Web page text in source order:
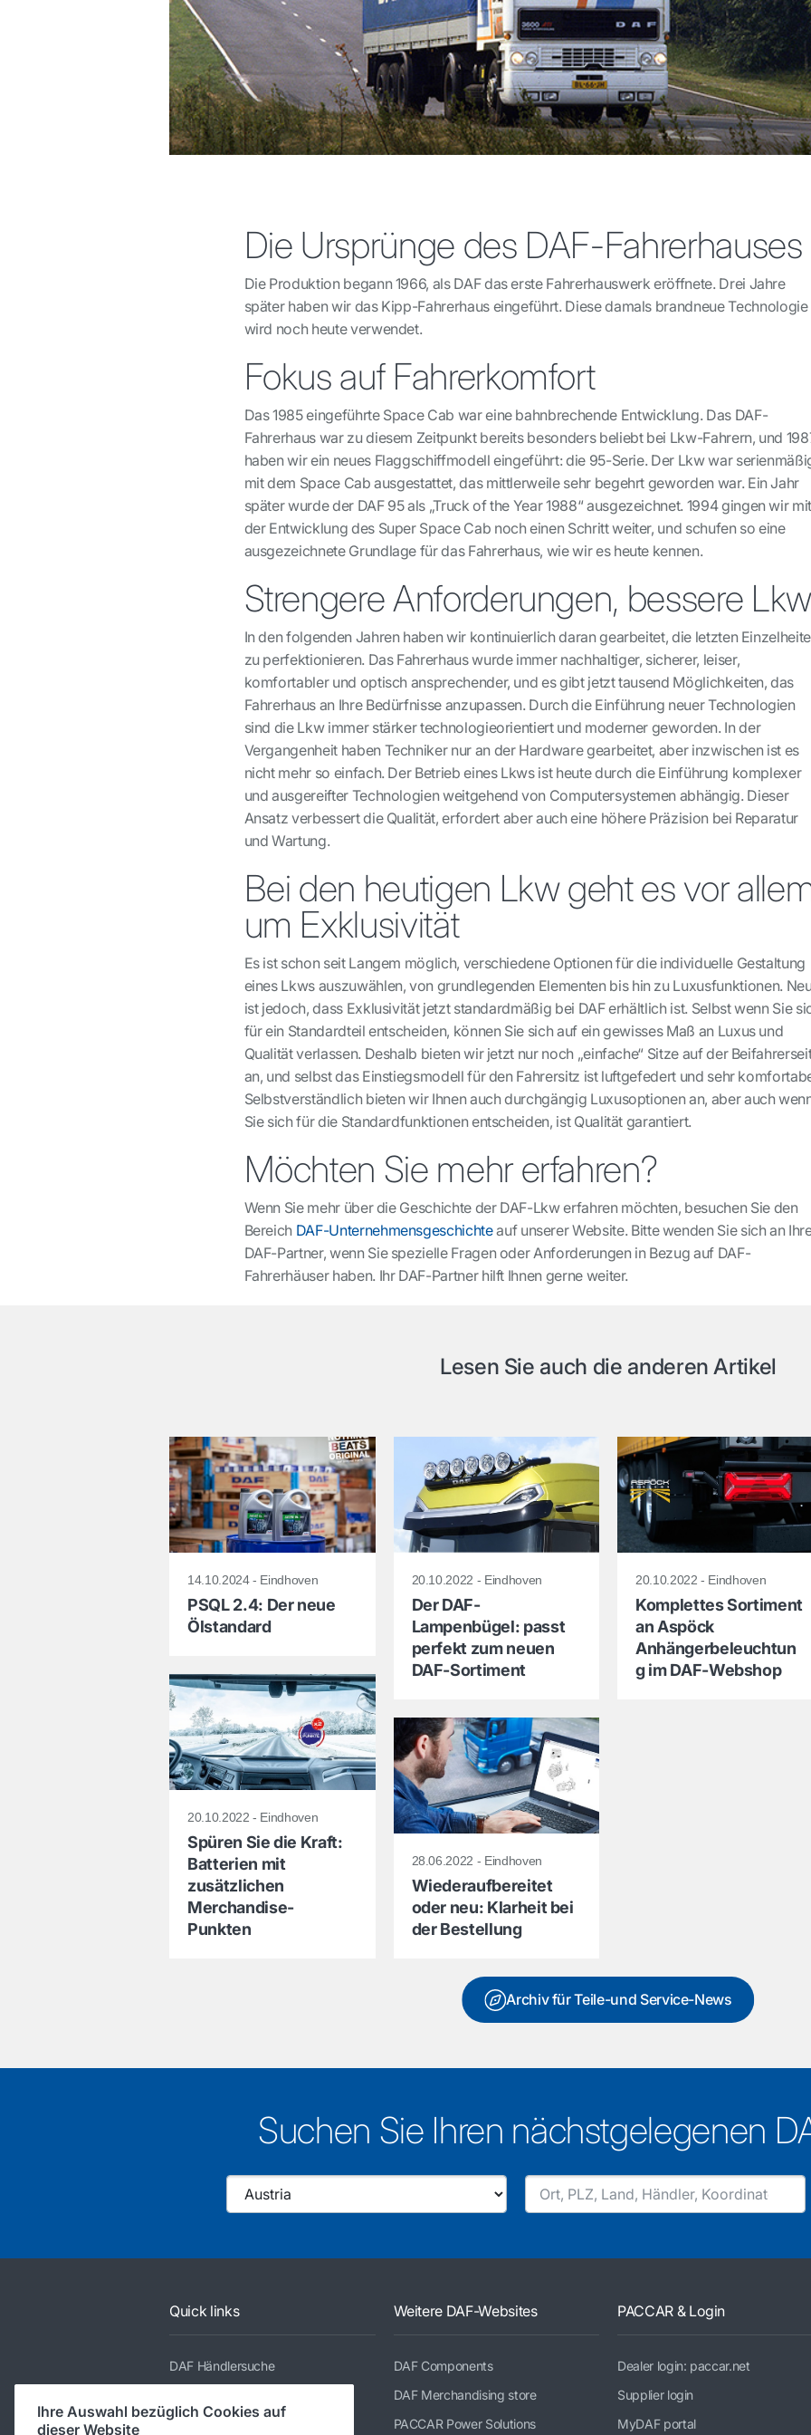
Die Ursprünge des DAF-Fahrerhauses
Die Produktion begann 1966, als DAF das erste Fahrerhauswerk eröffnete. Drei Jahre
später haben wir das Kipp-Fahrerhaus eingeführt. Diese damals brandneue Technologie
wird noch heute verwendet.
Fokus auf Fahrerkomfort
Das 1985 eingeführte Space Cab war eine bahnbrechende Entwicklung. Das DAF-
Fahrerhaus war zu diesem Zeitpunkt bereits besonders beliebt bei Lkw-Fahrern, und
haben wir ein neues Flaggschiffmodell eingeführt: die 95-Serie. Der Lkw war
mit dem Space Cab ausgestattet, das mittlerweile sehr begehrt geworden war. Ein Jahr
später wurde der DAF 95 als „Truck of the Year 1988“ ausgezeichnet. 1994 gingen wir mit
der Entwicklung des Super Space Cab noch einen Schritt weiter, und schufen so eine
ausgezeichnete Grundlage für das Fahrerhaus, wie wir es heute kennen.
Strengere Anforderungen, bessere Lkw
In den folgenden Jahren haben wir kontinuierlich daran gearbeitet, die letzten
zu perfektionieren. Das Fahrerhaus wurde immer nachhaltiger, sicherer, leiser,
komfortabler und optisch ansprechender, und es gibt jetzt tausend Möglichkeiten, das
Fahrerhaus an Ihre Bedürfnisse anzupassen. Durch die Einführung neuer Technologien
sind die Lkw immer stärker technologieorientiert und moderner geworden. In der
Vergangenheit haben Techniker nur an der Hardware gearbeitet, aber inzwischen ist es
nicht mehr so einfach. Der Betrieb eines Lkws ist heute durch die Einführung komplexer
und ausgereifter Technologien weitgehend von Computersystemen abhängig. Dieser
Ansatz verbessert die Qualität, erfordert aber auch eine höhere Präzision bei Reparatur
und Wartung.
Bei den heutigen Lkw geht es vor
um Exklusivität
Es ist schon seit Langem möglich, verschiedene Optionen für die individuelle Gestaltung
eines Lkws auszuwählen, von grundlegenden Elementen bis hin zu Luxusfunktionen.
ist jedoch, dass Exklusivität jetzt standardmäßig bei DAF erhältlich ist. Selbst wenn Sie
für ein Standardteil entscheiden, können Sie sich auf ein gewisses Maß an Luxus und
Qualität verlassen. Deshalb bieten wir jetzt nur noch „einfache“ Sitze auf der
an, und selbst das Einstiegsmodell für den Fahrersitz ist luftgefedert und sehr
Selbstverständlich bieten wir Ihnen auch durchgängig Luxusoptionen an, aber auch
Sie sich für die Standardfunktionen entscheiden, ist Qualität garantiert.
Möchten Sie mehr erfahren?
Wenn Sie mehr über die Geschichte der DAF-Lkw erfahren möchten, besuchen Sie den
Bereich DAF-Unternehmensgeschichteauf unserer Website. Bitte wenden Sie sich an
DAF-Partner, wenn Sie spezielle Fragen oder Anforderungen in Bezug auf DAF-
Fahrerhäuser haben. Ihr DAF-Partner hilft Ihnen gerne weiter.
Lesen Sie auch die anderen Artikel
14.10.2024 - Eindhoven
PSQL 2.4: Der neue
Ölstandard
20.10.2022 - Eindhoven
Der DAF-
Lampenbügel: passt
perfekt zum neuen
DAF-Sortiment
20.10.2022 - Eindhoven
Komplettes Sortiment
an Aspöck
Anhängerbeleuchtun
g im DAF-Webshop
20.10.2022 - Eindhoven
Spüren Sie die Kraft:
Batterien mit
zusätzlichen
Merchandise-
Punkten
28.06.2022 - Eindhoven
Wiederaufbereitet
oder neu: Klarheit bei
der Bestellung
Archiv für Teile-und Service-News
Suchen Sie Ihren nächstgelegenen
Quick links
DAF Händlersuche
DAF Merchandising store
Weitere DAF-Websites
DAF Components
DAF Merchandising store
PACCAR Power Solutions
PACCAR & Login
Dealer login: paccar.net
Supplier login
MyDAF portal
Ihre Auswahl bezüglich Cookies auf
dieser Website